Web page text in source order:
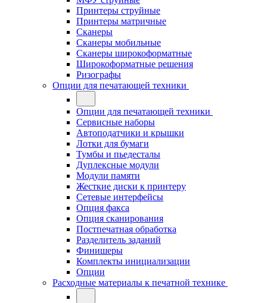
Принтеры струйные
Принтеры матричные
Сканеры
Сканеры мобильные
Сканеры широкоформатные
Широкоформатные решения
Ризографы
Опции для печатающей техники
Опции для печатающей техники
Сервисные наборы
Автоподатчики и крышки
Лотки для бумаги
Тумбы и пьедесталы
Дуплексные модули
Модули памяти
Жесткие диски к принтеру
Сетевые интерфейсы
Опция факса
Опция сканирования
Постпечатная обработка
Разделитель заданий
Финишеры
Комплекты инициализации
Опции
Расходные материалы к печатной технике